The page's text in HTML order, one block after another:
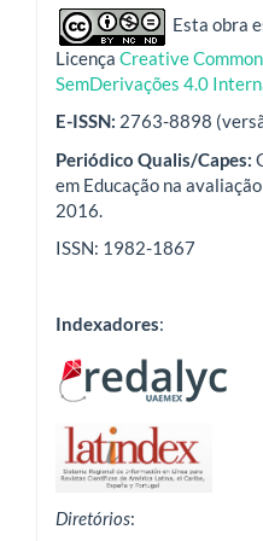
indexadores
Esta obra
Licença Creative
SemDerivações 4.0
E-ISSN: 2763-8898
Periódico Qualis/Capes:
em Educação na
2016.
ISSN: 1982-1867
Indexadores:
Diretórios: